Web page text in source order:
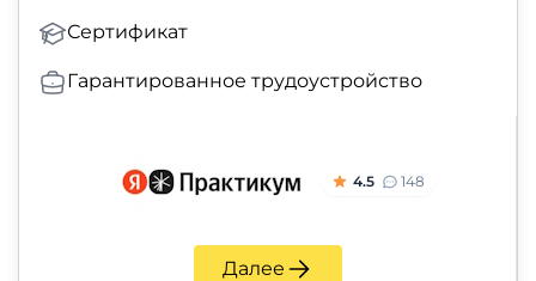
Сертификат
Гарантированное трудоустройство
4.5 148
Далее